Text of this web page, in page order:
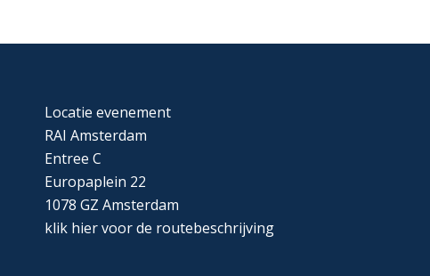
Locatie evenement
RAI Amsterdam
Entree C
Europaplein 22
1078 GZ Amsterdam
klik hiervoor de routebeschrijving